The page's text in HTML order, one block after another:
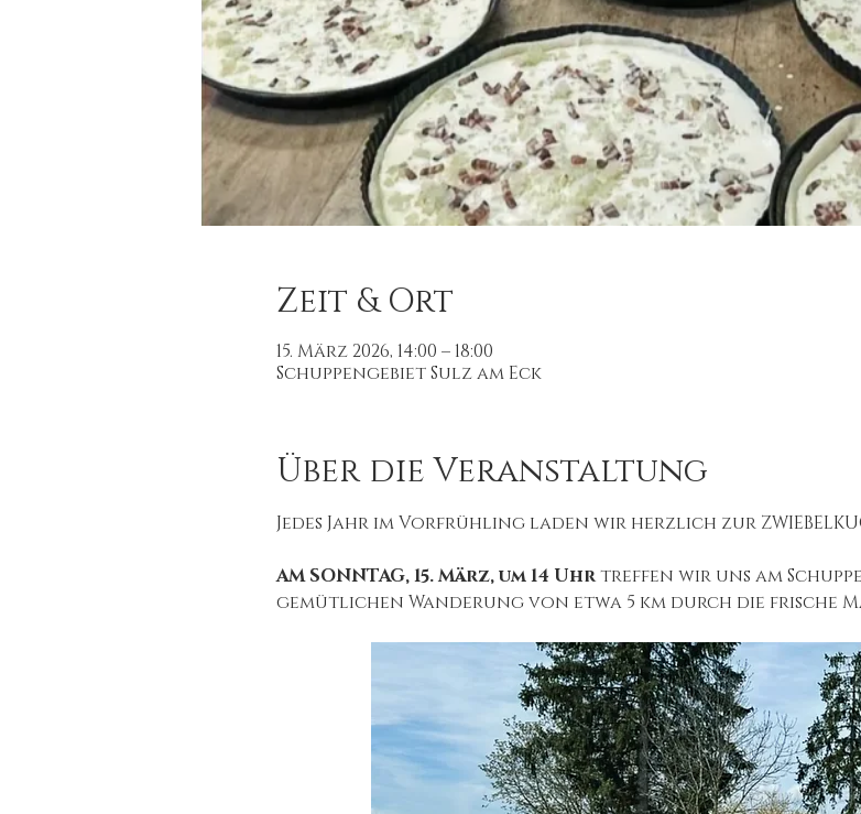
Zeit & Ort
15. März 2026, 14:00 – 18:00
Schuppengebiet Sulz am Eck
Über die Veranstaltung
Jedes Jahr im Vorfrühling laden wir herzlich zur
AM SONNTAG, 15. März, um 14 Uhr treffen wir uns am
gemütlichen Wanderung von etwa 5 km durch die frische